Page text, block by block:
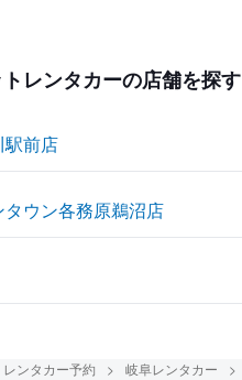
レンタカーの店舗を探す
駅前店
タウン各務原鵜沼店
レンタカー予約 岐阜レンタカー